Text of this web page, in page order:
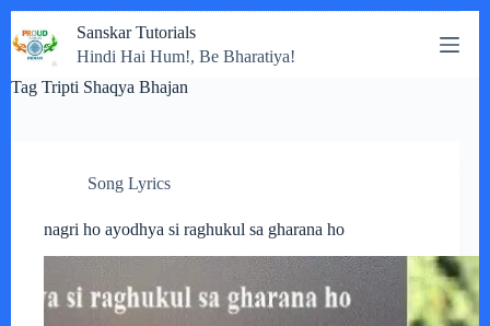
to
content
Sanskar Tutorials
Hindi Hai Hum!, Be Bharatiya!
Tag Tripti Shaqya Bhajan
Song Lyrics
nagri ho ayodhya si raghukul sa gharana ho